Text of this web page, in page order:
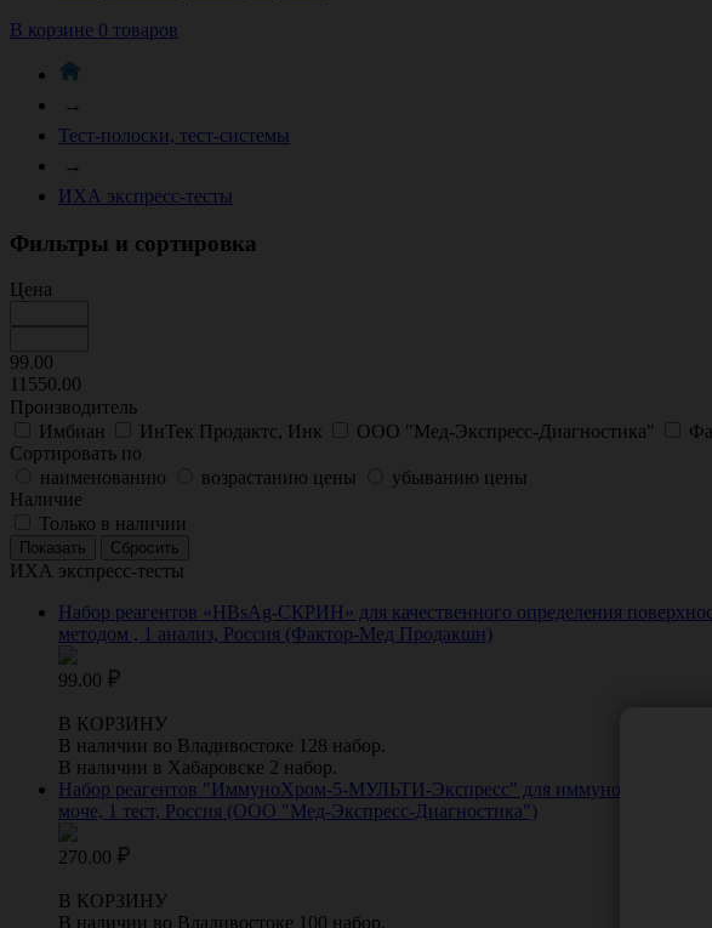
В корзине 0 товаров
→
Тест-полоски, тест-системы
→
ИХА экспресс-тесты
Фильтры и сортировка
Цена
99.00
11550.00
Производитель
Имбиан
ИнТек Продактс, Инк ООО "Мед-Экспресс-Диагностика"
Сортировать по
наименованию
возрастанию цены
убыванию цены
Наличие
Только в наличии
ИХА экспресс-тесты
Набор реагентов «HBsAg-СКРИН» для качественного определения
методом , 1 анализ, Россия (Фактор-Мед Продакшн)
99.00
В КОРЗИНУ
В наличии во Владивостоке 128 набор.
В наличии в Хабаровске 2 набор.
Набор реагентов "ИммуноХром-5-МУЛЬТИ-Экспресс" для
моче, 1 тест, Россия (ООО "Мед-Экспресс-Диагностика")
270.00
В КОРЗИНУ
В наличии во Владивостоке 100 набор.